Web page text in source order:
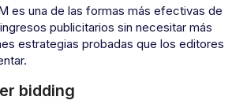
es una de las formas más efectivas de
publicitarios sin necesitar más
estrategias probadas que los editores
bidding